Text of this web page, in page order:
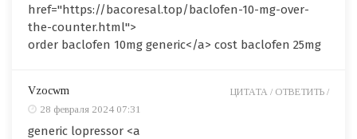
href="https://bacoresal.top/baclofen-10-mg-over-
the-counter.html">
order baclofen 10mg generic</a> cost baclofen 25mg
Vzocwm
28 февраля 2024 07:31
generic lopressor <a
ЦИТАТА / ОТВЕТИТЬ /